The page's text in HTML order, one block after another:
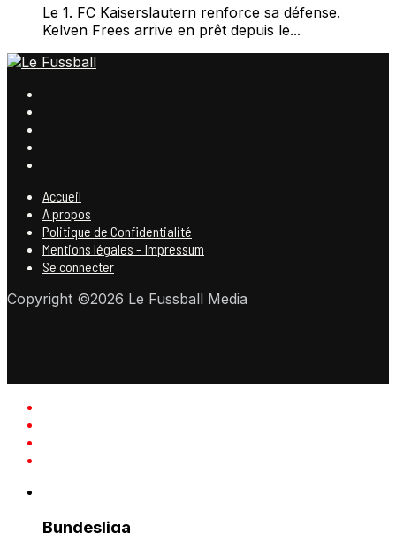
Le 1. FC Kaiserslautern renforce sa défense.
Kelven Frees arrive en prêt depuis le...
Accueil
A propos
Politique de Confidentialité
Mentions légales – Impressum
Se connecter
Copyright ©2026 Le Fussball Media
Bundesliga